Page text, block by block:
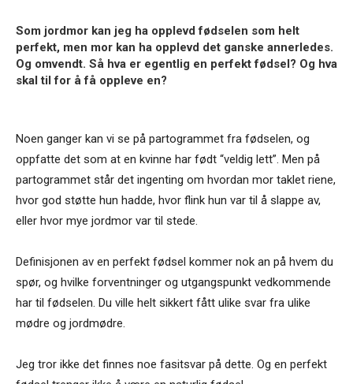
Som jordmor kan jeg ha opplevd fødselen som helt
perfekt, men mor kan ha opplevd det ganske annerledes.
Og omvendt. Så hva er egentlig en perfekt fødsel? Og hva
skal til for å få oppleve en?
Noen ganger kan vi se på partogrammet fra fødselen, og
oppfatte det som at en kvinne har født “veldig lett”. Men på
partogrammet står det ingenting om hvordan mor taklet riene,
hvor god støtte hun hadde, hvor flink hun var til å slappe av,
eller hvor mye jordmor var til stede.
Definisjonen av en perfekt fødsel kommer nok an på hvem du
spør, og hvilke forventninger og utgangspunkt vedkommende
har til fødselen. Du ville helt sikkert fått ulike svar fra ulike
mødre og jordmødre.
Jeg tror ikke det finnes noe fasitsvar på dette. Og en perfekt